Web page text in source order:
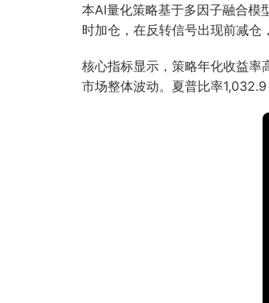
本AI量化策略基于多因子融合模
时加仓，在反转信号出现前减仓
核心指标显示，策略年化收益率
市场整体波动。夏普比率